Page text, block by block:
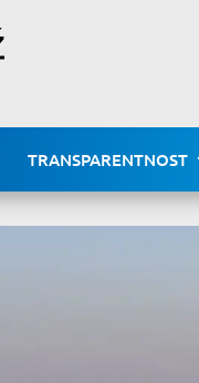
TRANSPARENTNOST